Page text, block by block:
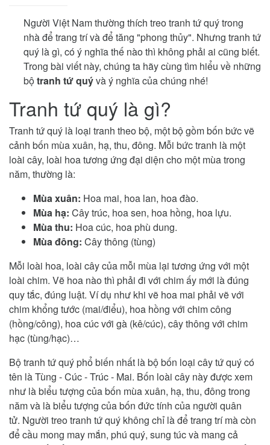
Người Việt Nam thường thích treo tranh tứ quý trong
nhà để trang trí và để tăng "phong thủy". Nhưng tranh tứ
quý là gì, có ý nghĩa thế nào thì không phải ai cũng biết.
Trong bài viết này, chúng ta hãy cùng tìm hiểu về những
bộtranh tứ quývà ý nghĩa của chúng nhé!
Tranh tứ quý là gì?
Tranh tứ quý là loại tranh theo bộ, một bộ gồm bốn bức vẽ
cảnh bốn mùa xuân, hạ, thu, đông. Mỗi bức tranh là một
loài cây, loài hoa tương ứng đại diện cho một mùa trong
năm, thường là:
Mùa xuân: Hoa mai, hoa lan, hoa đào.
Mùa hạ: Cây trúc, hoa sen, hoa hồng, hoa lựu.
Mùa thu: Hoa cúc, hoa phù dung.
Mùa đông: Cây thông (tùng)
Mỗi loài hoa, loài cây của mỗi mùa lại tương ứng với một
loài chim. Vẽ hoa nào thì phải đi với chim ấy mới là đúng
quy tắc, đúng luật. Ví dụ như khi vẽ hoa mai phải vẽ với
chim khổng tước (mai/điểu), hoa hồng với chim công
(hồng/công), hoa cúc với gà (kê/cúc), cây thông với chim
hạc (tùng/hạc)…
Bộ tranh tứ quý phổ biến nhất là bộ bốn loại cây tứ quý có
tên là Tùng - Cúc - Trúc - Mai. Bốn loài cây này được xem
như là biểu tượng của bốn mùa xuân, hạ, thu, đông trong
năm và là biểu tượng của bốn đức tính của người quân
tử. Người treo tranh tứ quý không chỉ là để trang trí mà còn
để cầu mong may mắn, phú quý, sung túc và mang cả